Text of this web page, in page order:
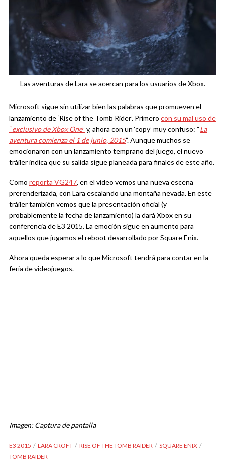
Las aventuras de Lara se acercan para los usuarios de Xbox.
Microsoft sigue sin utilizar bien las palabras que promueven el
lanzamiento de ‘Rise of the Tomb Rider’. Primero con su mal uso de
“exclusivo de Xbox One” y, ahora con un ‘copy’ muy confuso: “La
aventura comienza el 1 de junio, 2015”. Aunque muchos se
emocionaron con un lanzamiento temprano del juego, el nuevo
tráiler indica que su salida sigue planeada para finales de este año.
Como reporta VG247, en el video vemos una nueva escena
prerenderizada, con Lara escalando una montaña nevada. En este
tráiler también vemos que la presentación oficial (y
probablemente la fecha de lanzamiento) la dará Xbox en su
conferencia de E3 2015. La emoción sigue en aumento para
aquellos que jugamos el reboot desarrollado por Square Enix.
Ahora queda esperar a lo que Microsoft tendrá para contar en la
feria de videojuegos.
Imagen: Captura de pantalla
E3 2015 LARA CROFT RISE OF THE TOMB RAIDER
SQUARE ENIX
TOMB RAIDER